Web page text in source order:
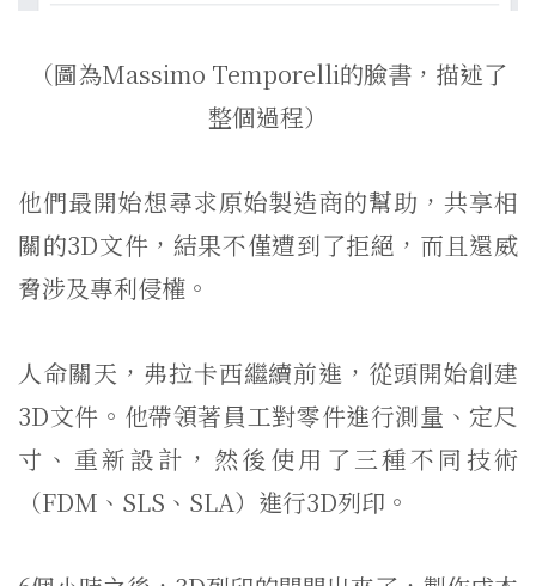
（圖為Massimo Temporelli的臉書，描述了
整個過程）
他們最開始想尋求原始製造商的幫助，共享相
關的3D文件，結果不僅遭到了拒絕，而且還威
脅涉及專利侵權。
人命關天，弗拉卡西繼續前進，從頭開始創建
3D文件。他帶領著員工對零件進行測量、定尺
寸、重新設計，然後使用了三種不同技術
（FDM、SLS、SLA）進行3D列印。